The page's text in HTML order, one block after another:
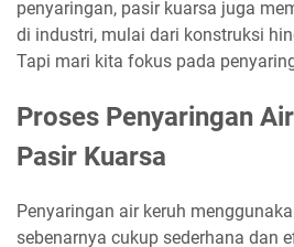
penyaringan, pasir kuarsa juga
di industri, mulai dari konstruksi
Tapi mari kita fokus pada
Proses Penyaringan
Pasir Kuarsa
Penyaringan air keruh
sebenarnya cukup sederhana dan